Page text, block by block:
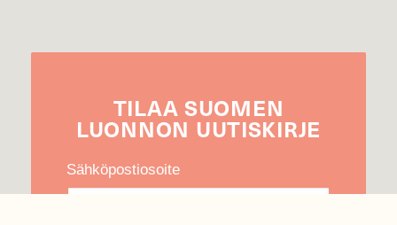
TILAA SUOMEN
LUONNON UUTIS­KIRJE
Sähköpostiosoite